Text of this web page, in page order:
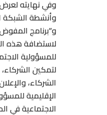
وأنشطة الشبكة
و”برنامج
لاستضافة هذه
للمسؤولية
لتمكين